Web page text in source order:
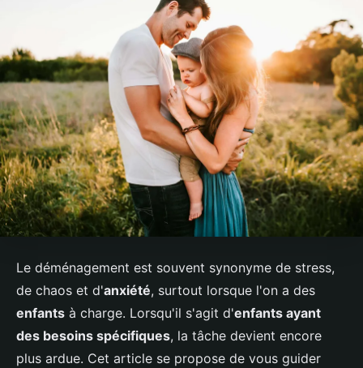
Le déménagement est souvent synonyme de stress,
de chaos et d'anxiété, surtout lorsque l'on a des
enfants à charge. Lorsqu'il s'agit d'enfants ayant
des besoins spécifiques, la tâche devient encore
plus ardue. Cet article se propose de vous guider